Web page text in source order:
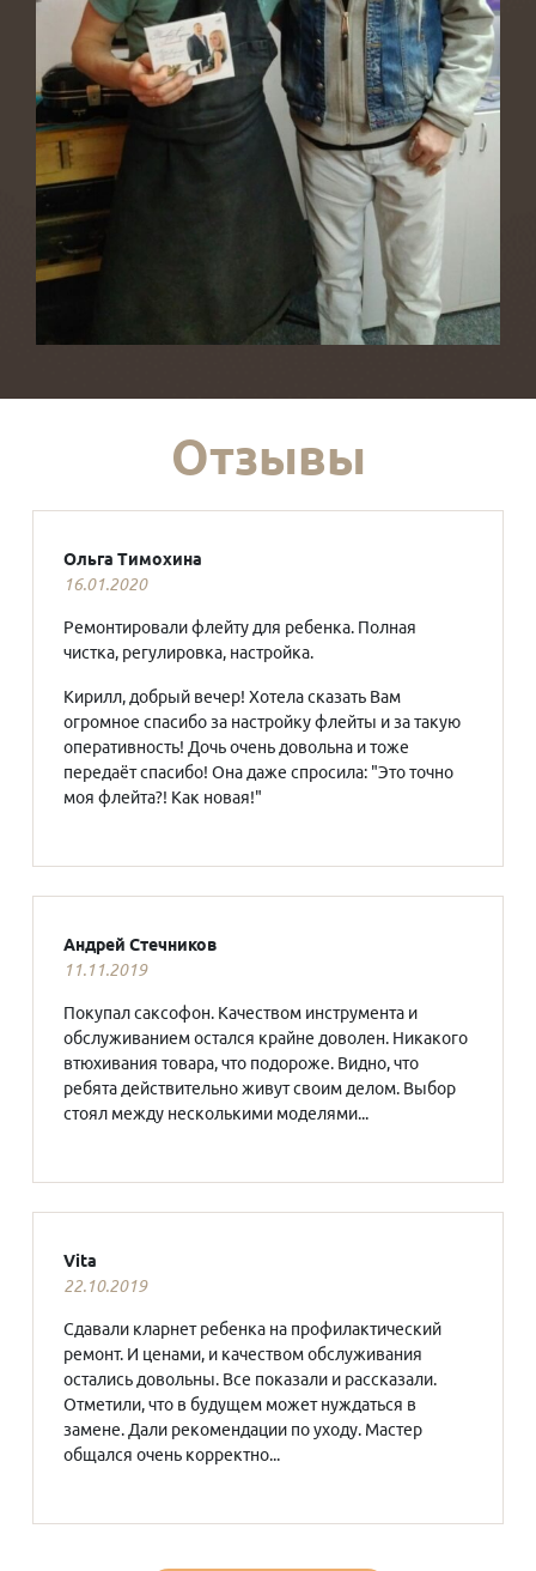
Отзывы
Ольга Тимохина
16.01.2020
Ремонтировали флейту для ребенка. Полная
чистка, регулировка, настройка.
Кирилл, добрый вечер! Хотела сказать Вам
огромное спасибо за настройку флейты и за такую
оперативность! Дочь очень довольна и тоже
передаёт спасибо! Она даже спросила: "Это точно
моя флейта?! Как новая!"
Андрей Стечников
11.11.2019
Покупал саксофон. Качеством инструмента и
обслуживанием остался крайне доволен. Никакого
втюхивания товара, что подороже. Видно, что
ребята действительно живут своим делом. Выбор
стоял между несколькими моделями...
Vita
22.10.2019
Сдавали кларнет ребенка на профилактический
ремонт. И ценами, и качеством обслуживания
остались довольны. Все показали и рассказали.
Отметили, что в будущем может нуждаться в
замене. Дали рекомендации по уходу. Мастер
общался очень корректно...